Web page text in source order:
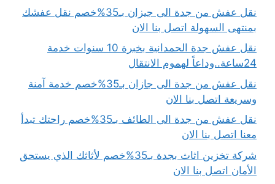
نقل عفش من جدة الى جيزان بـ35%خصم نقل عفشك
بمنتهى السهولة اتصل بنا الان
نقل عفش جدة الحمدانية بخبرة 10 سنوات خدمة
24ساعة..وداعاً لهموم الانتقال
نقل عفش من جدة الى جازان بـ35%خصم خدمة آمنة
وسريعة اتصل بنا الان
نقل عفش من جدة الى الطائف بـ35%خصم راحتك تبدأ
معنا اتصل بنا الان
شركة تخزين اثاث بجدة بـ35%خصم لأثاثك الذي يستحق
الأمان اتصل بنا الان